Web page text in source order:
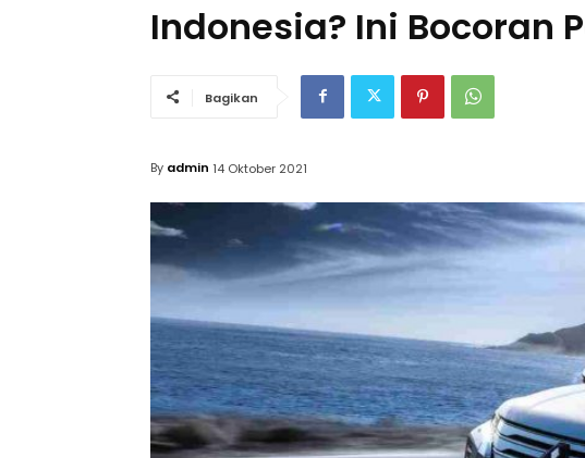
Indonesia? Ini Bocoran
Bagikan
By admin 14 Oktober 2021